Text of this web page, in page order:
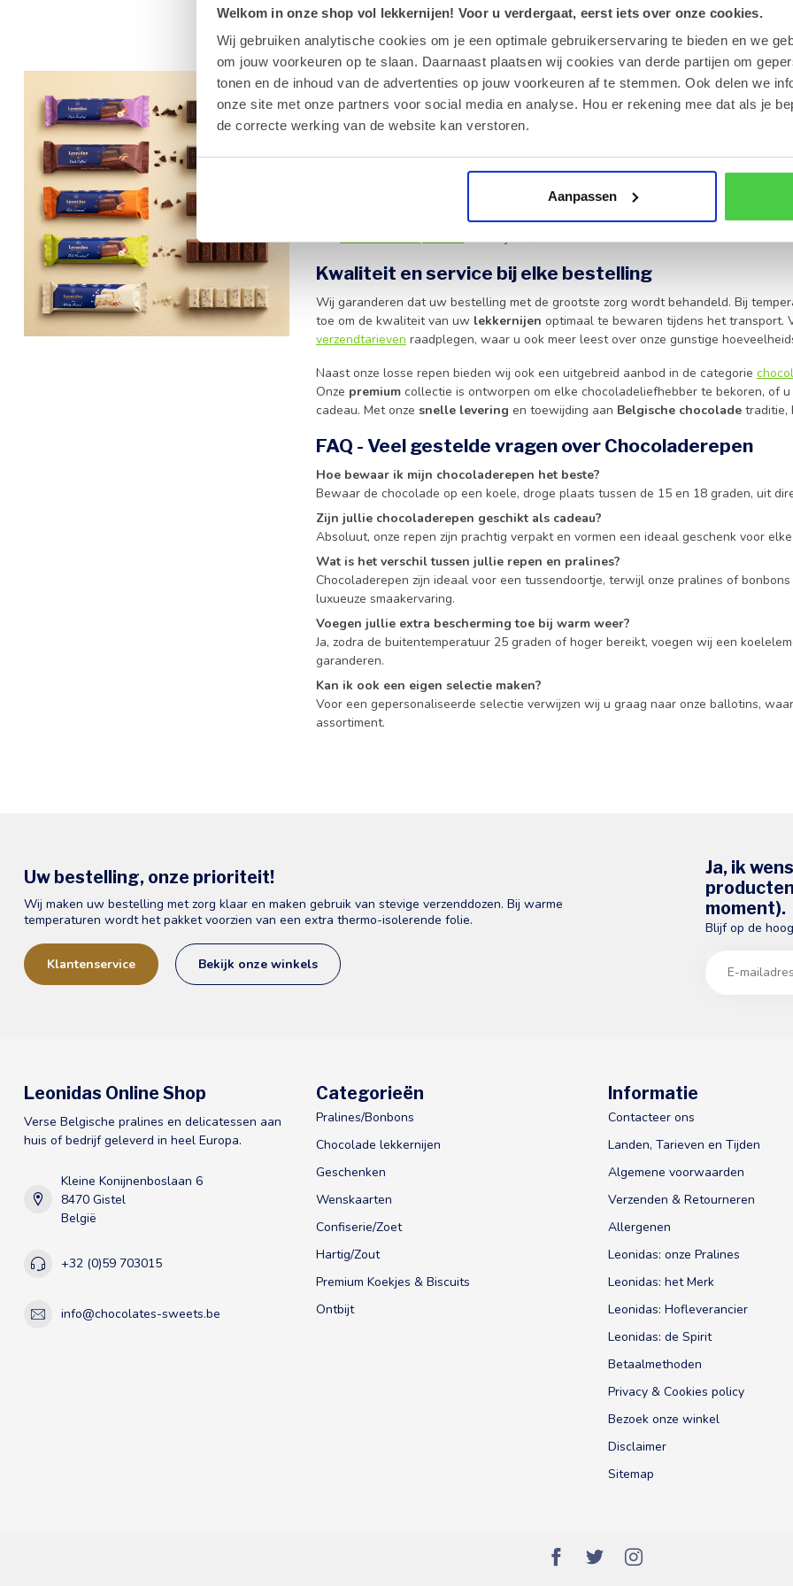
Welkom in onze shop vol lekkernijen! Voor u verdergaat, eerst iets over onze cookies.
Wij gebruiken analytische cookies om je een optimale gebruikerservaring te bieden en we
om jouw voorkeuren op te slaan. Daarnaast plaatsen wij cookies van derde partijen om
tonen en de inhoud van de advertenties op jouw voorkeuren af te stemmen. Ook delen we
onze site met onze partners voor social media en analyse. Hou er rekening mee dat als je
de correcte werking van de website kan verstoren.
Aanpassen
Geniet van de ultieme smaak van onze premium
Wanneer u op zoek bent naar een moment van puur geluk, zijn onze
we dat kwaliteit voorop staat. Daarom bieden wij een selectie van
Onze repen zijn niet alleen heerlijk voor eigen consumptie, maar dienen ook
om uw geschenk persoonlijk te maken. Voor klanten die op zoek zijn
vanalle Leonidas pralineste bekijken, waar u zelf uw favoriete bonbons kunt
Kwaliteit en service bij elke bestelling
Wij garanderen dat uw bestelling met de grootste zorg wordt behandeld. Bij
toe om de kwaliteit van uw lekkernijen optimaal te bewaren tijdens het transport.
verzendtarieven raadplegen, waar u ook meer leest over onze gunstige
Naast onze losse repen bieden wij ook een uitgebreid aanbod in de categorie
Onze premium collectie is ontworpen om elke chocoladeliefhebber te bekoren, of
cadeau. Met onze snelle levering en toewijding aan Belgische chocolade traditie,
FAQ - Veel gestelde vragen over Chocoladerepen
Hoe bewaar ik mijn chocoladerepen het beste?
Bewaar de chocolade op een koele, droge plaats tussen de 15 en 18 graden, uit
Zijn jullie chocoladerepen geschikt als cadeau?
Absoluut, onze repen zijn prachtig verpakt en vormen een ideaal geschenk voor
Wat is het verschil tussen jullie repen en pralines?
Chocoladerepen zijn ideaal voor een tussendoortje, terwijl onze pralines of
luxueuze smaakervaring.
Voegen jullie extra bescherming toe bij warm weer?
Ja, zodra de buitentemperatuur 25 graden of hoger bereikt, voegen wij een
garanderen.
Kan ik ook een eigen selectie maken?
Voor een gepersonaliseerde selectie verwijzen wij u graag naar onze ballotins,
assortiment.
Uw bestelling, onze prioriteit!
Wij maken uw bestelling met zorg klaar en maken gebruik van stevige verzenddozen. Bij warme
temperaturen wordt het pakket voorzien van een extra thermo-isolerende folie.
Klantenservice Bekijk onze winkels
Ja, ik
moment).
Blijf op de
Leonidas Online Shop
Verse Belgische pralines en delicatessen aan
huis of bedrijf geleverd in heel Europa.
Kleine Konijnenboslaan 6
8470 Gistel
België
+32 (0)59 703015
info@chocolates-sweets.be
Categorieën
Pralines/Bonbons
Chocolade lekkernijen
Geschenken
Wenskaarten
Confiserie/Zoet
Hartig/Zout
Premium Koekjes & Biscuits
Ontbijt
Informatie
Contacteer ons
Landen, Tarieven en Tijden
Algemene voorwaarden
Verzenden & Retourneren
Allergenen
Leonidas: onze Pralines
Leonidas: het Merk
Leonidas: Hofleverancier
Leonidas: de Spirit
Betaalmethoden
Privacy & Cookies policy
Bezoek onze winkel
Disclaimer
Sitemap